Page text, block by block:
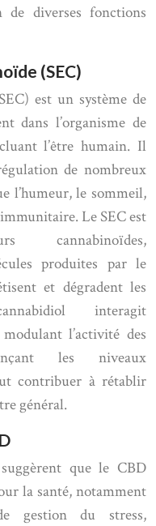
diverses fonctions
(SEC)
est un système de
dans l’organisme de
l’être humain. Il
de nombreux
l’humeur, le sommeil,
Le SEC est
cannabinoïdes,
produites par le
et dégradent les
interagit
l’activité des
les niveaux
contribuer à rétablir
général.
que le CBD
la santé, notamment
gestion du stress,